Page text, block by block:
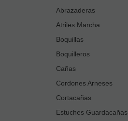
Abrazaderas
Atriles Marcha
Boquillas
Boquilleros
Cañas
Cordones Arneses
Cortacañas
Estuches Guardacañas